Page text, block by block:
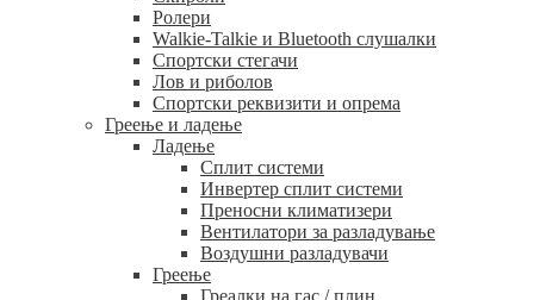
Ролери
Walkie-Talkie и Bluetooth слушалки
Спортски стегачи
Лов и риболов
Спортски реквизити и опрема
Греење и ладење
Ладење
Сплит системи
Инвертер сплит системи
Преносни климатизери
Вентилатори за разладување
Воздушни разладувачи
Греење
Греалки на гас / плин